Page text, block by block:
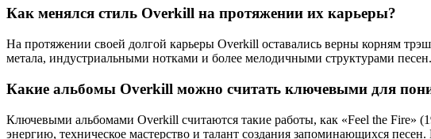
Как менялся стиль Overkill на протяжении их карьеры?
На протяжении своей долгой карьеры Overkill оставались верны корням
метала, индустриальными нотками и более мелодичными структурами
Какие альбомы Overkill можно считать ключевыми для
Ключевыми альбомами Overkill считаются такие работы, как «Feel the Fire»
энергию, техническое мастерство и талант создания запоминающихся